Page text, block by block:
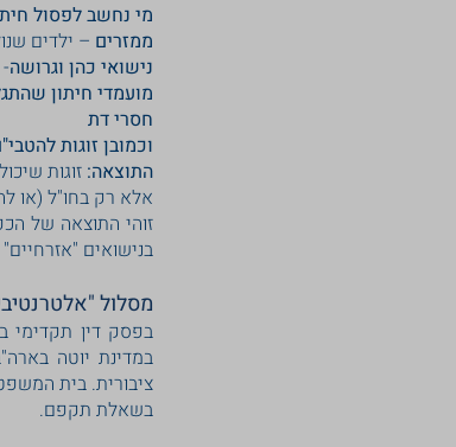
מי נחשב לפסול
ממזרים – ילדים
נישואי כהן וגרושה
מועמדי חיתון
חסרי דת
וכמובן זוגות
התוצאה: זוגות
אלא רק בחו"ל (או
זוהי התוצאה של
בנישואים
מסלול
בפסק דין תקדימי
במדינת יוטה
ציבורית. בית
בשאלת תקפם.